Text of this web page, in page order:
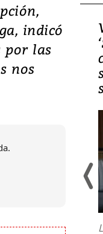
indicó
por las
nos
una